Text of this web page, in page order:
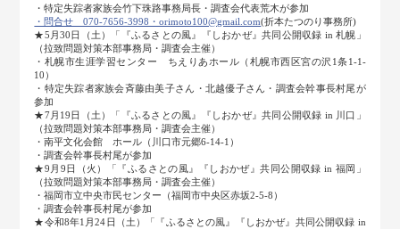
・特定失踪者家族会竹下珠路事務局長・調査会代表荒木が参加
・問合せ 070-7656-3998・orimoto100@gmail.com(折本たつのり事務所)
★5月30日（土）「『ふるさとの風』『しおかぜ』共同公開収録 in 札幌」
（拉致問題対策本部事務局・調査会主催）
・札幌市生涯学習センター ちえりあホール（札幌市西区宮の沢1条1-1-
10）
・特定失踪者家族会斉藤由美子さん・北越優子さん・調査会幹事長村尾が
参加
★7月19日（土）「『ふるさとの風』『しおかぜ』共同公開収録 in 川口」
（拉致問題対策本部事務局・調査会主催）
・南平文化会館 ホール（川口市元郷6-14-1）
・調査会幹事長村尾が参加
★9月9日（火）「『ふるさとの風』『しおかぜ』共同公開収録 in 福岡」
（拉致問題対策本部事務局・調査会主催）
・福岡市立中央市民センター（福岡市中央区赤坂2-5-8）
・調査会幹事長村尾が参加
★令和8年1月24日（土）「『ふるさとの風』『しおかぜ』共同公開収録 in